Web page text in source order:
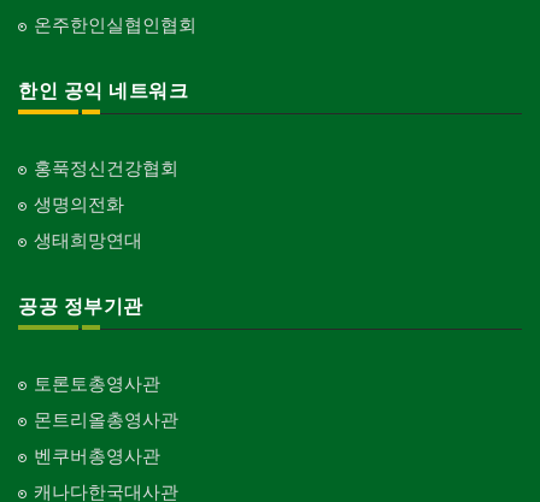
온주한인실협인협회
한인 공익 네트워크
홍푹정신건강협회
생명의전화
생태희망연대
공공 정부기관
토론토총영사관
몬트리올총영사관
벤쿠버총영사관
캐나다한국대사관